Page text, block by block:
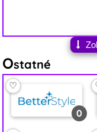
Ostatné
0
♡